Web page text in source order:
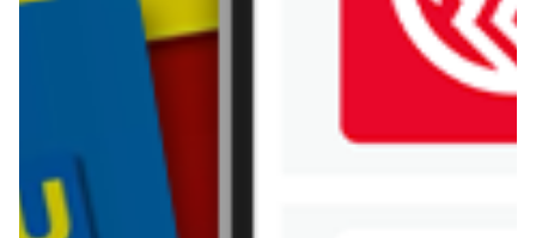
WIĘCEJ GAZETEK ALDI